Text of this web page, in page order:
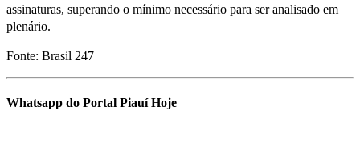
assinaturas, superando o mínimo necessário para ser analisado em
plenário.
Fonte: Brasil 247
Whatsapp do Portal Piauí Hoje